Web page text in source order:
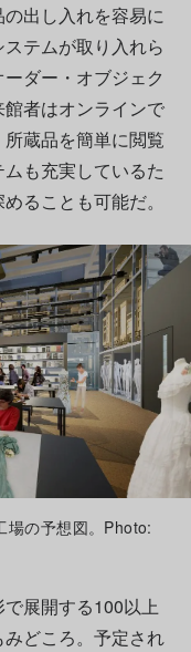
出し入れを容易に
テムが取り入れら
ダー・オブジェク
者はオンラインで
蔵品を簡単に閲覧
も充実しているた
ることも可能だ。
場の予想図。Photo:
展開する100以上
どころ。予定され